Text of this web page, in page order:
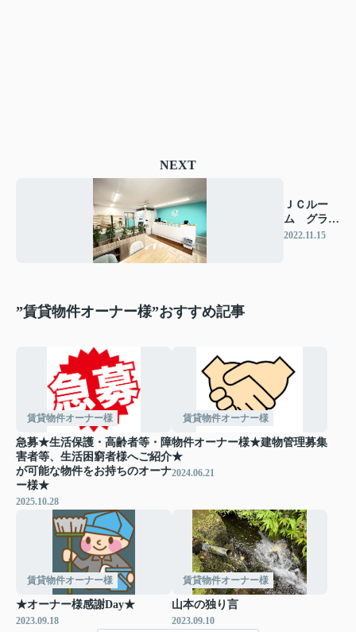
NEXT
ＪＣルー
ム グラン
ドオープ
2022.11.15
”賃貸物件オーナー様”おすすめ記事
賃貸物件オーナー様
急募★生活保護・高齢者等・障
害者等、生活困窮者様へご紹介
が可能な物件をお持ちのオーナ
ー様★
2025.10.28
賃貸物件オーナー様
物件オーナー様★建物管理募集
★
2024.06.21
賃貸物件オーナー様
★オーナー様感謝Day★
2023.09.18
賃貸物件オーナー様
山本の独り言
2023.09.10